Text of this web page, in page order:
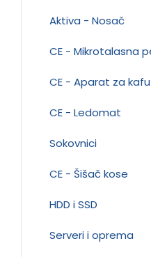
Aktiva - Nosač
CE - Mikrotalasna
CE - Aparat za kafu
CE - Ledomat
Sokovnici
CE - Šišač kose
HDD i SSD
Serveri i oprema